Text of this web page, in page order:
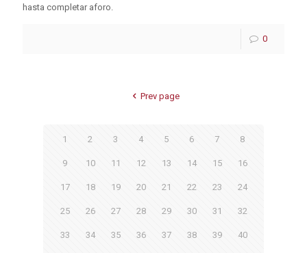
hasta completar aforo.
0
Prev page
1 2 3 4 5 6 7 8
9 10 11 12 13 14 15 16
17 18 19 20 21 22 23 24
25 26 27 28 29 30 31 32
33 34 35 36 37 38 39 40